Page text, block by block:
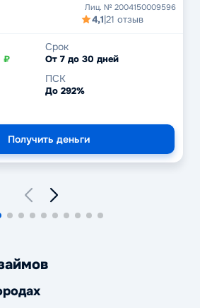
Лиц. № 2004150009596
4,1|21 отзыв
₽
Срок
От 7 до 30 дней
ПСК
До 292%
Получить деньги